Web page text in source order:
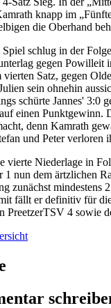
knapp im
die Oberhand
schlug in der
gegen Powilleit
Satz, gegen
sein ohnehin
schürte Jannes' 3:0
einen Punktgewinn.
denn Kamrath
und Peter verloren
vierte Niederlage in
1 nun dem ärtzlichen
zunächst mindestens
fällt er definitiv für
PreetzerTSV 4 sowie